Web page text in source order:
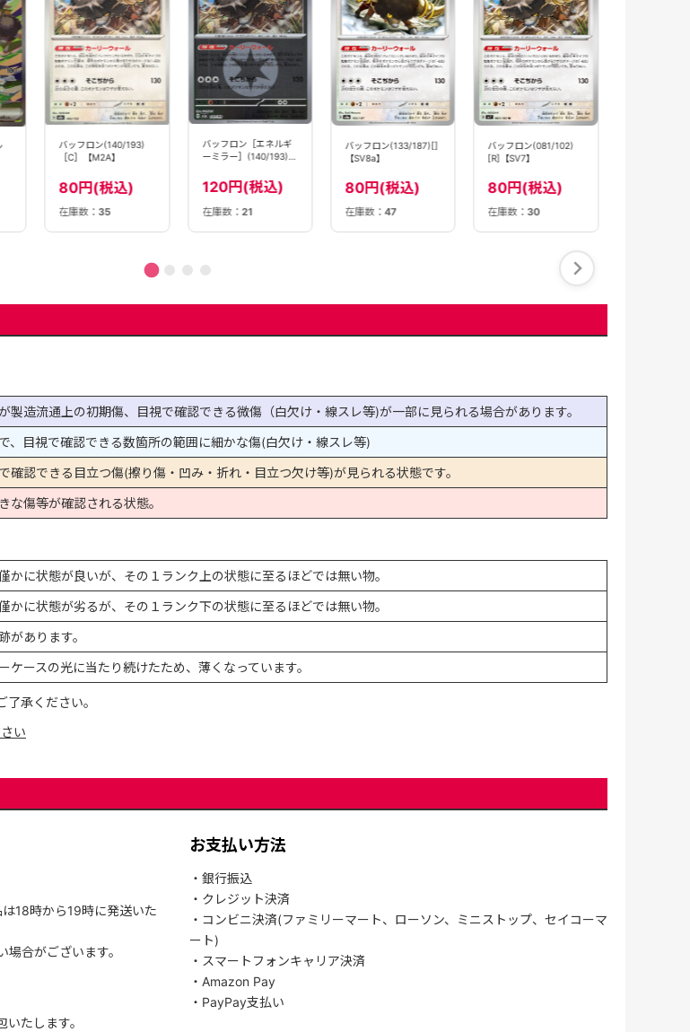
バッフロン(140/193)
［C］【M2A】
80円(税込)
在庫数： 35
バッフロン［エネルギ
ーミラー］(140/193)
120円(税込)
在庫数： 21
バッフロン(133/187)[]
【SV8a】
80円(税込)
在庫数：47
バッフロン(081/102)
[R]【SV7】
80円(税込)
在庫数： 30
製造流通上の初期傷、目視で確認できる微傷（白欠け・線スレ等)が一部に見られる場合があります。
、目視で確認できる数箇所の範囲に細かな傷(白欠け・線スレ等)
確認できる目立つ傷(擦り傷・凹み・折れ・目立つ欠け等)が見られる状態です。
な傷等が確認される状態。
かに状態が良いが、その１ランク上の状態に至るほどでは無い物。
かに状態が劣るが、その１ランク下の状態に至るほどでは無い物。
があります。
ケースの光に当たり続けたため、薄くなっています。
承ください。
い
18時から19時に発送いた
合がございます。
たします。
お支払い方法
・銀行振込
・クレジット決済
・コンビニ決済(ファミリーマート、ローソン、ミニストップ、セイコーマ
ート)
・スマートフォンキャリア決済
・Amazon Pay
・PayPay支払い